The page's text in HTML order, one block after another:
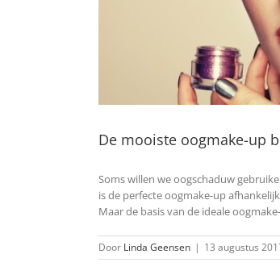
De mooiste oogmake-up
Soms willen we oogschaduw
is de perfecte oogmake-up
Maar de basis van de ideale
Door Linda Geensen | 13 augustus